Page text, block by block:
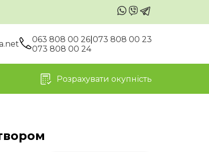
063 808 00 26 073 808 00 23
073 808 00 24
Розрахувати окупність